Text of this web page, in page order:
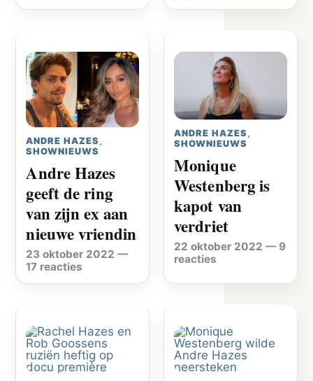
ANDRE HAZES ,
SHOWNIEUWS
Andre Hazes
geeft de ring
van zijn ex aan
nieuwe vriendin
23 oktober 2022 —
17 reacties
ANDRE HAZES ,
SHOWNIEUWS
Monique
Westenberg is
kapot van
verdriet
22 oktober 2022 — 9
reacties